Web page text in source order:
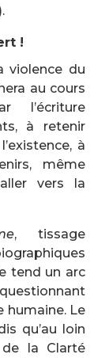
!
violence du
au cours
à retenir
à
même
vers la
, tissage
tend un arc
humaine. Le
qu’au loin
la Clarté